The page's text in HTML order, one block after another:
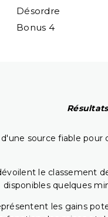
Désordre
Bonus 4
source fiable
le classement
disponibles quelques
les gains